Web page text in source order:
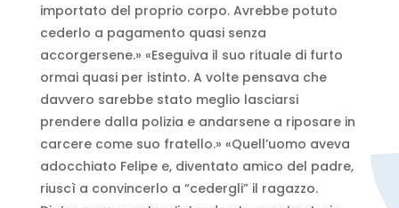
importato del proprio corpo. Avrebbe potuto
cederlo a pagamento quasi senza
accorgersene.» «Eseguiva il suo rituale di furto
ormai quasi per istinto. A volte pensava che
davvero sarebbe stato meglio lasciarsi
prendere dalla polizia e andarsene a riposare in
carcere come suo fratello.» «Quell’uomo aveva
adocchiato Felipe e, diventato amico del padre,
riuscì a convincerlo a “cedergli” il ragazzo.